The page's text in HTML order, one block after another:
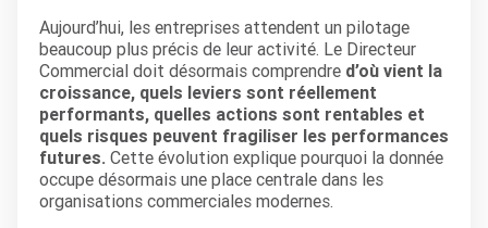
Aujourd’hui, les entreprises attendent un pilotage
beaucoup plus précis de leur activité. Le Directeur
Commercial doit désormais comprendre d’où vient la
croissance, quels leviers sont réellement
performants, quelles actions sont rentables et
quels risques peuvent fragiliser les performances
futures. Cette évolution explique pourquoi la donnée
occupe désormais une place centrale dans les
organisations commerciales modernes.